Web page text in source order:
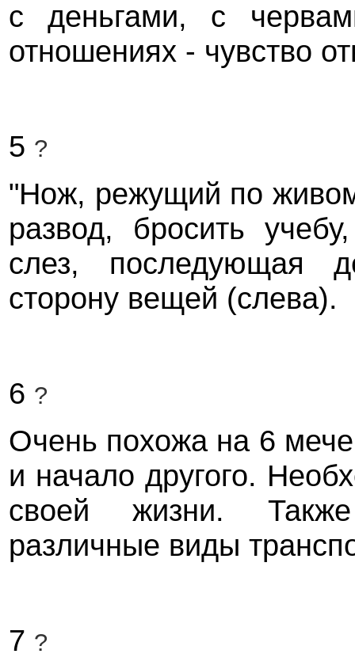
с деньгами, с
отношениях - чувство
5 ?
"Нож, режущий по
развод, бросить
слез, последующая
сторону вещей (слева).
6 ?
Очень похожа на 6
и начало другого.
своей жизни.
различные виды
7 ?